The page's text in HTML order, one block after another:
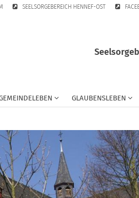
SEELSORGEBEREICH HENNEF-OST
GLAUBENSLEBEN